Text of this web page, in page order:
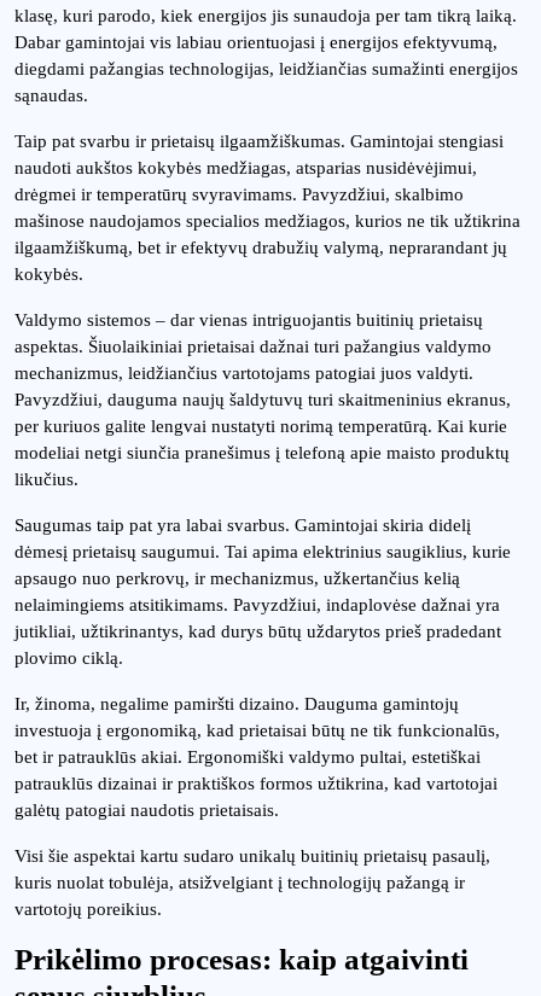
klasę, kuri parodo, kiek energijos jis sunaudoja per tam tikrą laiką.
Dabar gamintojai vis labiau orientuojasi į energijos efektyvumą,
diegdami pažangias technologijas, leidžiančias sumažinti energijos
sąnaudas.
Taip pat svarbu ir prietaisų ilgaamžiškumas. Gamintojai stengiasi
naudoti aukštos kokybės medžiagas, atsparias nusidėvėjimui,
drėgmei ir temperatūrų svyravimams. Pavyzdžiui, skalbimo
mašinose naudojamos specialios medžiagos, kurios ne tik užtikrina
ilgaamžiškumą, bet ir efektyvų drabužių valymą, neprarandant jų
kokybės.
Valdymo sistemos – dar vienas intriguojantis buitinių prietaisų
aspektas. Šiuolaikiniai prietaisai dažnai turi pažangius valdymo
mechanizmus, leidžiančius vartotojams patogiai juos valdyti.
Pavyzdžiui, dauguma naujų šaldytuvų turi skaitmeninius ekranus,
per kuriuos galite lengvai nustatyti norimą temperatūrą. Kai kurie
modeliai netgi siunčia pranešimus į telefoną apie maisto produktų
likučius.
Saugumas taip pat yra labai svarbus. Gamintojai skiria didelį
dėmesį prietaisų saugumui. Tai apima elektrinius saugiklius, kurie
apsaugo nuo perkrovų, ir mechanizmus, užkertančius kelią
nelaimingiems atsitikimams. Pavyzdžiui, indaplovėse dažnai yra
jutikliai, užtikrinantys, kad durys būtų uždarytos prieš pradedant
plovimo ciklą.
Ir, žinoma, negalime pamiršti dizaino. Dauguma gamintojų
investuoja į ergonomiką, kad prietaisai būtų ne tik funkcionalūs,
bet ir patrauklūs akiai. Ergonomiški valdymo pultai, estetiškai
patrauklūs dizainai ir praktiškos formos užtikrina, kad vartotojai
galėtų patogiai naudotis prietaisais.
Visi šie aspektai kartu sudaro unikalų buitinių prietaisų pasaulį,
kuris nuolat tobulėja, atsižvelgiant į technologijų pažangą ir
vartotojų poreikius.
Prikėlimo procesas: kaip atgaivinti